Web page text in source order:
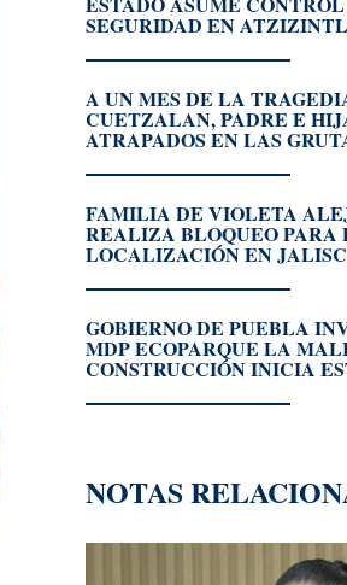
SEGURIDAD EN
A UN MES DE LA
CUETZALAN, PADRE E
ATRAPADOS EN LAS
FAMILIA DE VIOLETA
REALIZA BLOQUEO PARA
LOCALIZACIÓN EN
GOBIERNO DE PUEBLA
MDP ECOPARQUE LA
CONSTRUCCIÓN INICIA
NOTAS